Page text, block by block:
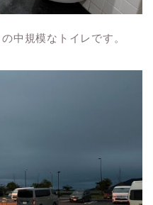
中規模なトイレです。